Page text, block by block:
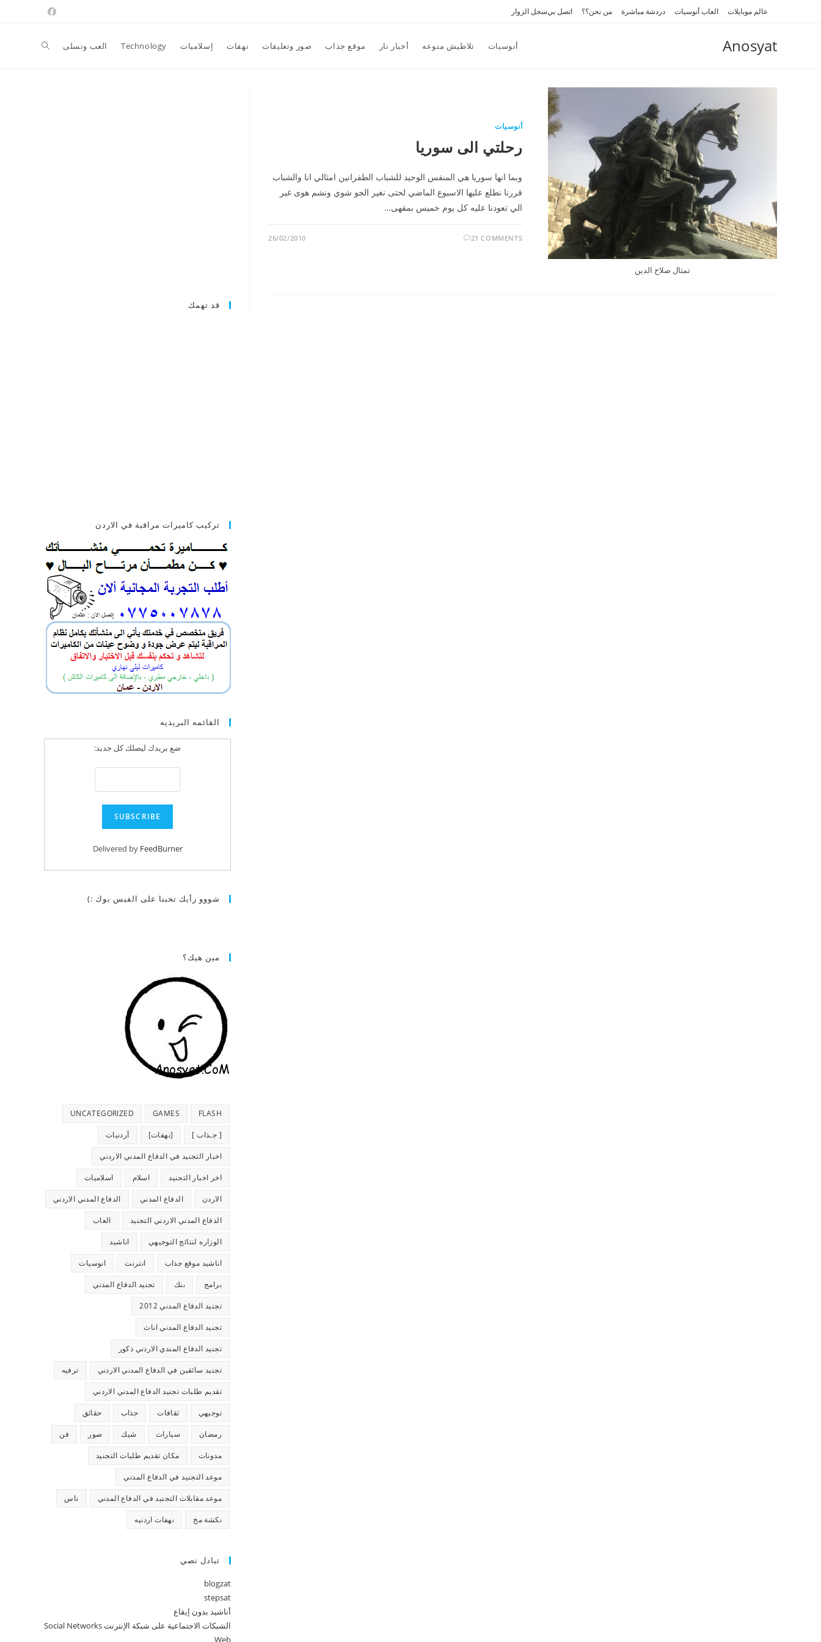
عالم موبايلات العاب أنوسيات دردشة مباشرة من نحن؟؟ اتصل بيسجل الزوار
Anosyat أنوسيات تلاطيش منوعه أخبار نار موقع جذاب صور وتعليقات نهفات إسلاميات Technology العب وتسلى Toggle
تمثال صلاح الدين
أنوسيات
رحلتي الى سوريا
وبما انها سوريا هي المنفس الوحيد للشباب الطفرانين امثالي انا والشباب
قررنا نطلع عليها الاسبوع الماضي لحتى نغير الجو شوي ونشم هوى غير
الي تعودنا عليه كل يوم خميس بمقهى…
21 COMMENTS
26/02/2010
قد تهمك
تركيب كاميرات مراقبة في الاردن
القائمه البريديه
ضع بريدك ليصلك كل جديد:
Delivered by FeedBurner
شووو رأيك تحبنا على الفيس بوك :)
مين هيك؟
FLASH
GAMES
UNCATEGORIZED
[ جـذاب ] [نهفات] أردنيات
اخبار التجنيد في الدفاع المدني الاردني
اخر اخبار التجنيد اسلام اسلاميات
الاردن الدفاع المدني الدفاع المدني الاردني
الدفاع المدني الاردني التجنيد العاب
الوزاره لنتائج التوجيهي اناشيد
اناشيد موقع جذاب انترنت انوسيات
برامج بنك تجنيد الدفاع المدني
تجنيد الدفاع المدني 2012
تجنيد الدفاع المدني اناث
تجنيد الدفاع المندي الاردني ذكور
تجنيد سائقين في الدفاع المدني الاردني ترفيه
تقديم طلبات تجنيد الدفاع المدني الاردني
توجيهي ثقافات جذاب حقائق
رمضان سيارات شيك صور فن
مدونات مكان تقديم طلبات التجنيد
موعد التجنيد في الدفاع المدني
موعد مقابلات التجنيد في الدفاع المدني ناس
نكشة مخ نهفات اردنيه
تبادل نصي
blogzat
stepsat
أناشيد بدون إيقاع
الشبكات الاجتماعية على شبكة الإنترنت Social Networks
Web